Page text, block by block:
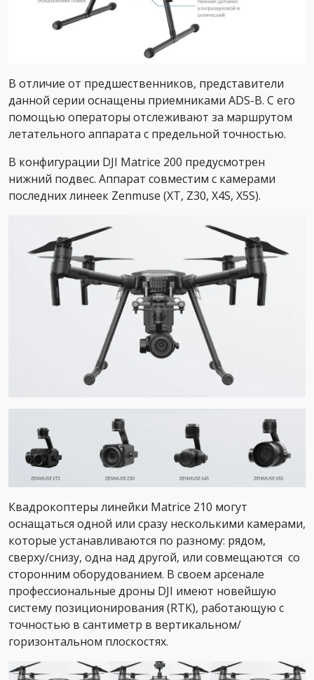
В отличие от предшественников, представители
данной серии оснащены приемниками ADS-B. С его
помощью операторы отслеживают за маршрутом
летательного аппарата с предельной точностью.
В конфигурации DJI Matrice 200 предусмотрен
нижний подвес. Аппарат совместим с камерами
последних линеек Zenmuse (XT, Z30, X4S, X5S).
Квадрокоптеры линейки Matrice 210 могут
оснащаться одной или сразу несколькими камерами,
которые устанавливаются по разному: рядом,
сверху/снизу, одна над другой, или совмещаются со
сторонним оборудованием. В своем арсенале
профессиональные дроны DJI имеют новейшую
систему позиционирования (RTK), работающую с
точностью в сантиметр в вертикальном/
горизонтальном плоскостях.